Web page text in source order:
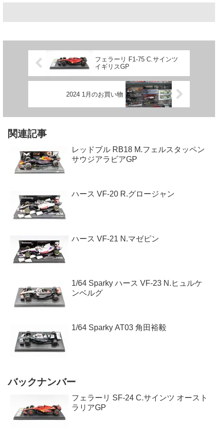
フェラーリ F1-75 C.サインツ
イギリスGP
2024 1月のお買い物
関連記事
レッドブル RB18 M.フェルスタッペン
サウジアラビアGP
ハース VF-20 R.グロージャン
ハース VF-21 N.マゼピン
1/64 Sparky ハース VF-23 N.ヒュルケ
ンベルグ
1/64 Sparky AT03 角田裕毅
バックナンバー
フェラーリ SF-24 C.サインツ オースト
ラリアGP